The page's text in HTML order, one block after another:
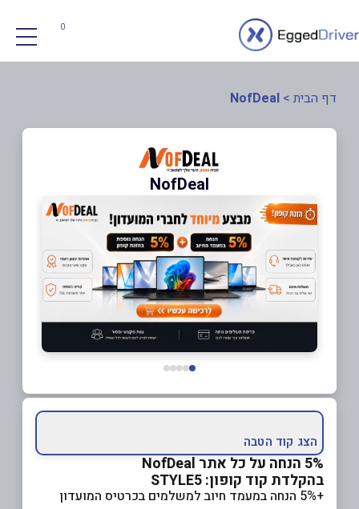
0
דף הבית >
NofDeal
NofDeal
הצג קוד הטבה
5% הנחה על כל אתר NofDeal
בהקלדת קוד קופון: STYLE5
+5% הנחה במעמד חיוב למשלמים בכרטיס המועדון